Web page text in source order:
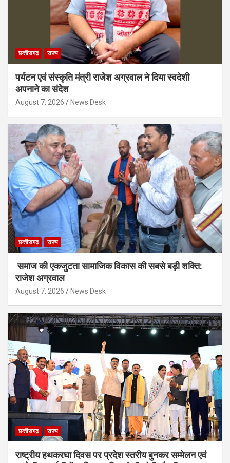
छत्तीसगढ़ राज्य
पर्यटन एवं संस्कृति मंत्री राजेश अग्रवाल ने दिया स्वदेशी
अपनाने का संदेश
August 7, 2026 News Desk
छत्तीसगढ़ राज्य
समाज की एकजुटता सामाजिक विकास की सबसे बड़ी शक्ति:
राजेश अग्रवाल
August 7, 2026 News Desk
छत्तीसगढ़ राज्य
राष्ट्रीय हथकरघा दिवस पर प्रदेश स्तरीय बुनकर सम्मेलन एवं